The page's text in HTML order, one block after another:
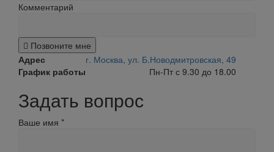
Комментарий
Позвоните мне
Адрес
г. Москва, ул. Б.Новодмитровская, 49
График работы
Пн-Пт с 9.30 до 18.00
Задать вопрос
Ваше имя *